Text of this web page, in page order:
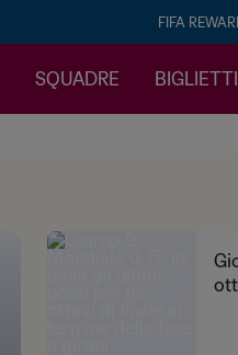
FIFA
SQUADRE BIGLIETTI